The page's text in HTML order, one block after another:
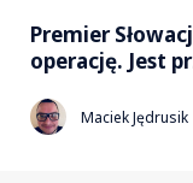
Premier
operację. Jest
Maciek Jędrusik